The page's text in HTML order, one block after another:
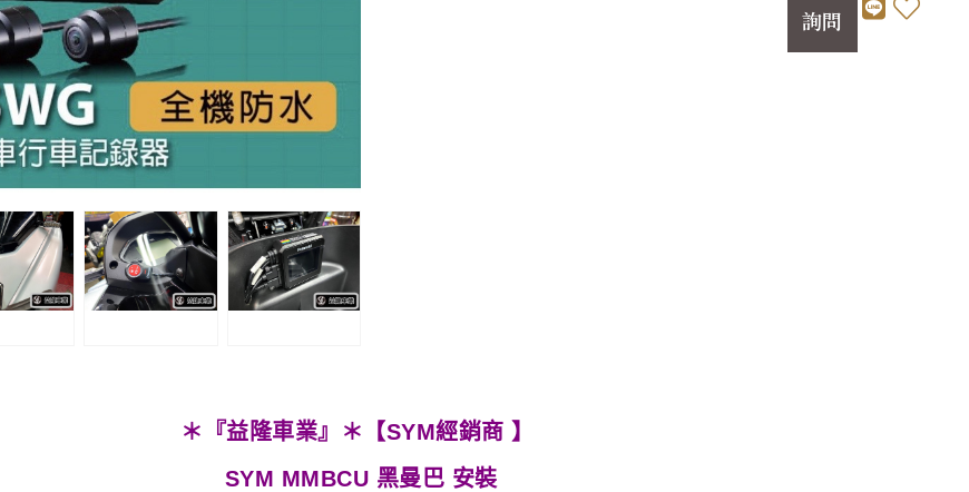
詢問
＊『益隆車業』＊【SYM經銷商 】
SYM MMBCU 黑曼巴 安裝